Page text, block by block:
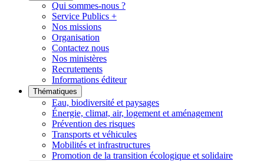
Qui sommes-nous ?
Service Publics +
Nos missions
Organisation
Contactez nous
Nos ministères
Recrutements
Informations éditeur
Thématiques
Eau, biodiversité et paysages
Énergie, climat, air, logement et aménagement
Prévention des risques
Transports et véhicules
Mobilités et infrastructures
Promotion de la transition écologique et solidaire